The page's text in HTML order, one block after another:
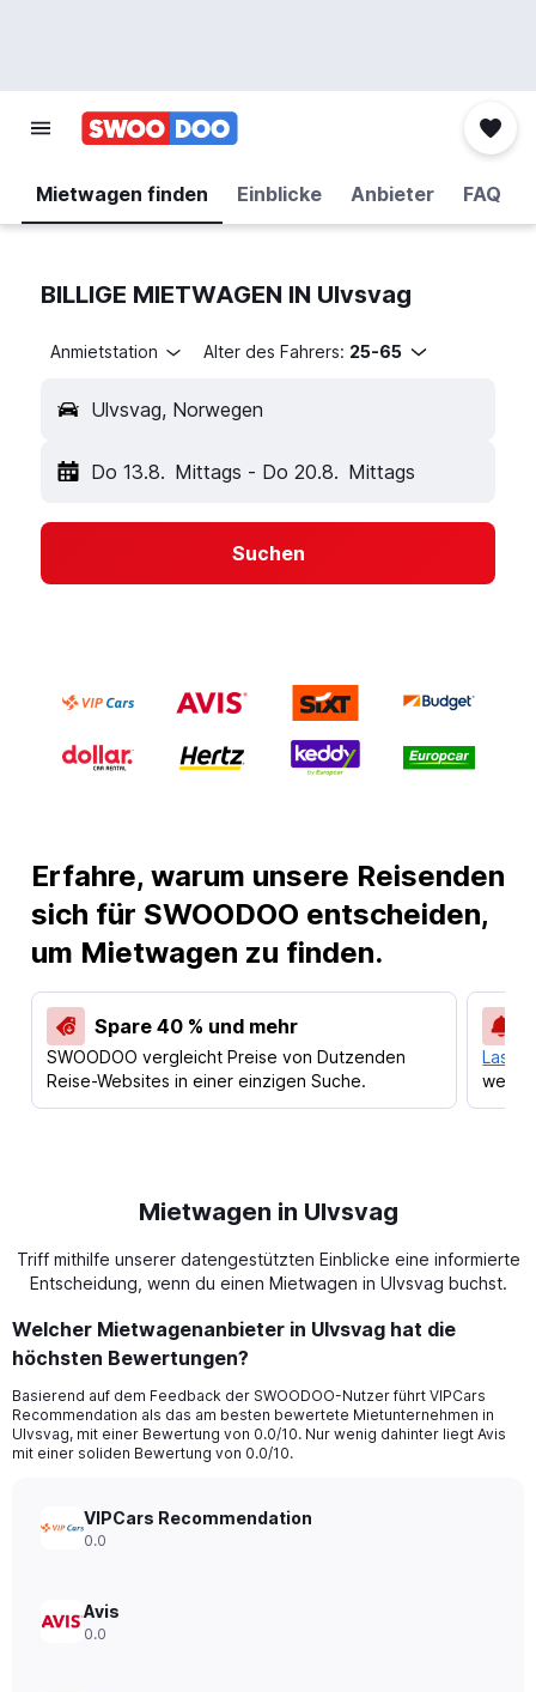
Mietwagen finden Einblicke Anbieter FAQ
BILLIGE MIETWAGEN IN Ulvsvag
Anmietstation Alter des Fahrers: 25-65
Ulvsvag, Norwegen
Do 13.8. Mittags - Do 20.8. Mittags
Suchen
Erfahre, warum unsere Reisenden
sich für SWOODOO entscheiden,
um Mietwagen zu finden.
Spare 40 % und mehr
SWOODOO vergleicht Preise von Dutzenden
Reise-Websites in einer einzigen Suche.
Lass
Mietwagen in Ulvsvag
Triff mithilfe unserer datengestützten Einblicke eine informierte
Entscheidung, wenn du einen Mietwagen in Ulvsvag buchst.
Welcher Mietwagenanbieter in Ulvsvag hat die
höchsten Bewertungen?
Basierend auf dem Feedback der SWOODOO-Nutzer führt VIPCars
Recommendation als das am besten bewertete Mietunternehmen in
Ulvsvag, mit einer Bewertung von 0.0/10. Nur wenig dahinter liegt Avis
mit einer soliden Bewertung von 0.0/10.
VIPCars Recommendation
0.0
Avis
0.0